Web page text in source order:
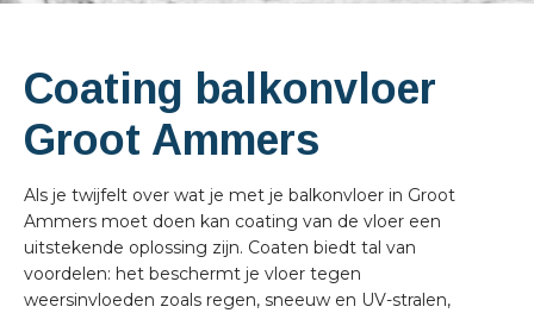
Coating balkonvloer
Groot Ammers
Als je twijfelt over wat je met je balkonvloer in Groot
Ammers moet doen kan coating van de vloer een
uitstekende oplossing zijn. Coaten biedt tal van
voordelen: het beschermt je vloer tegen
weersinvloeden zoals regen, sneeuw en UV-stralen,